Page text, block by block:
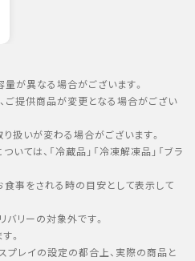
量が異なる場合がございます。
ご提供商品が変更となる場合がござい
扱いが変わる場合がございます。
いては、「冷蔵品」「冷凍解凍品」「ブラ
食事をされる時の目安として表示して
リーの対象外です。
。
プレイの設定の都合上、実際の商品と